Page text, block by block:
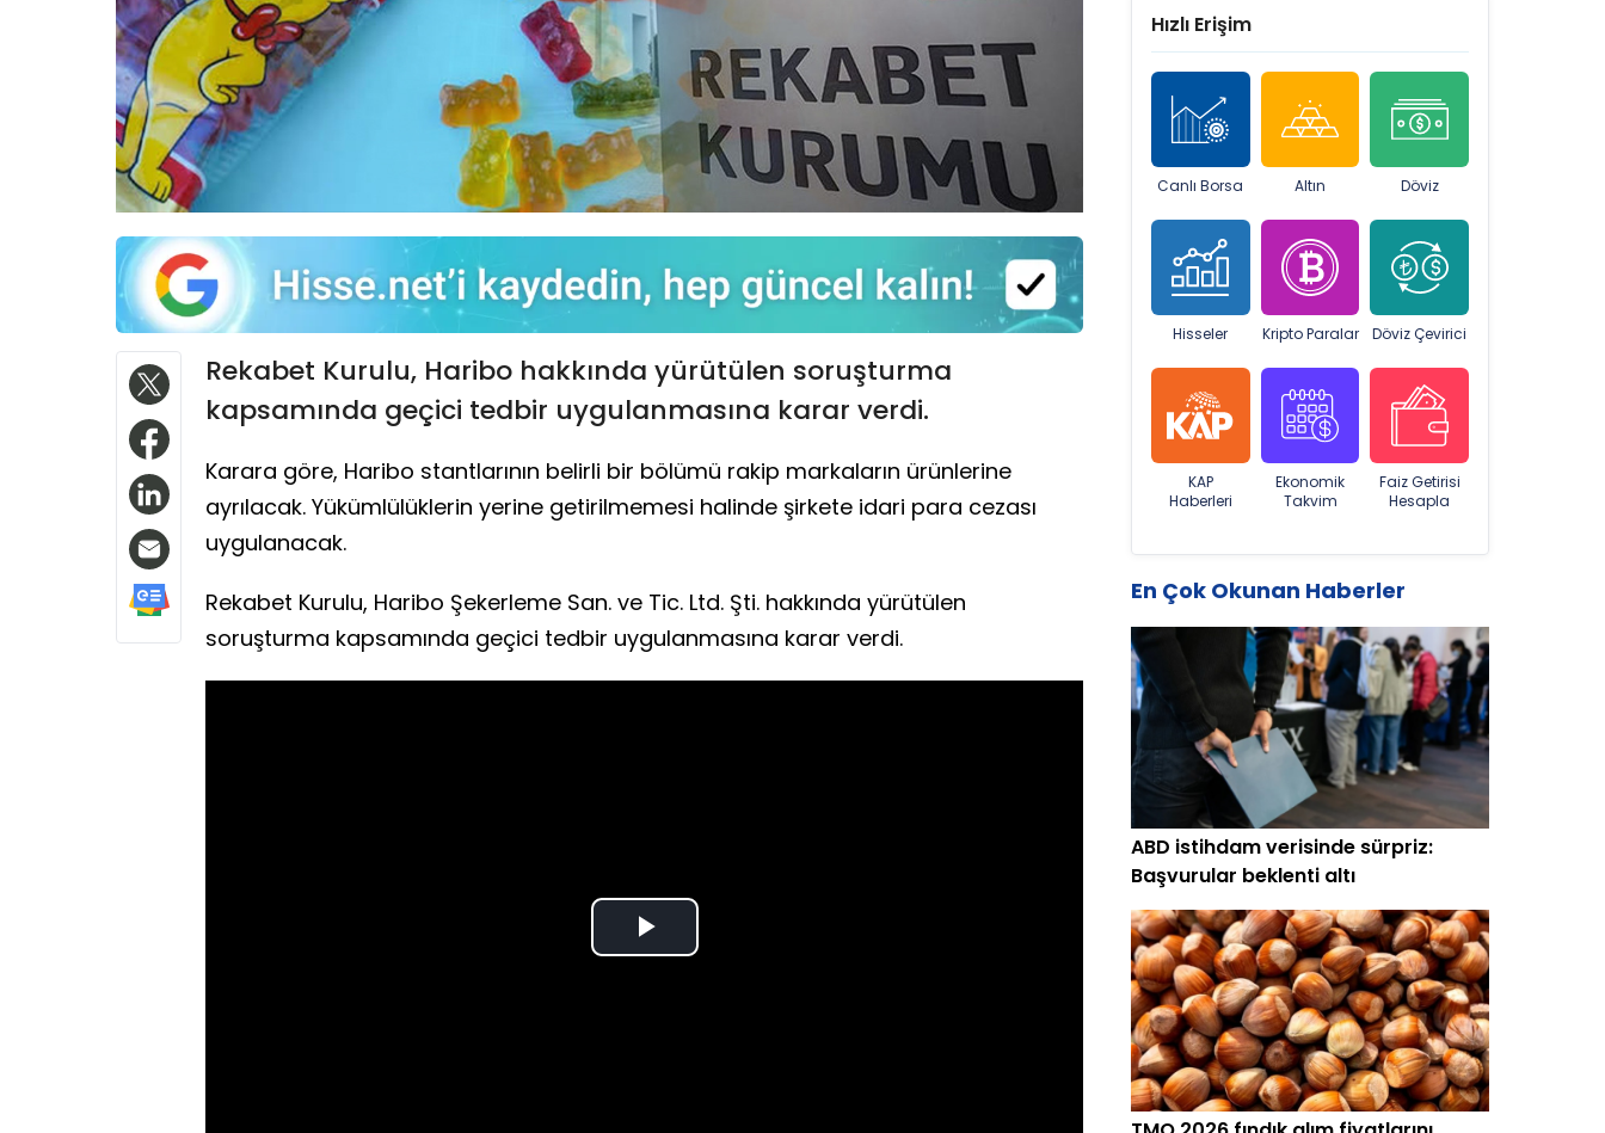
Rekabet Kurulu, Haribo hakkında yürütülen soruşturma
kapsamında geçici tedbir uygulanmasına karar verdi.
Karara göre, Haribo stantlarının belirli bir bölümü rakip markaların ürünlerine
ayrılacak. Yükümlülüklerin yerine getirilmemesi halinde şirkete idari para cezası
uygulanacak.
Rekabet Kurulu, Haribo Şekerleme San. ve Tic. Ltd. Şti. hakkında yürütülen
soruşturma kapsamında geçici tedbir uygulanmasına karar verdi.
Play
Hızlı Erişim
Canlı Borsa Altın Döviz
Hisseler Kripto Paralar Döviz Çevirici
KAP
Haberleri
Ekonomik
Takvim
Faiz Getirisi
Hesapla
En Çok Okunan Haberler
ABD istihdam verisinde sürpriz:
Başvurular beklenti altı